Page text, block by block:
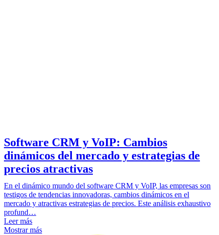
Software CRM y VoIP: Cambios
dinámicos del mercado y estrategias de
precios atractivas
En el dinámico mundo del software CRM y VoIP, las empresas son
testigos de tendencias innovadoras, cambios dinámicos en el
mercado y atractivas estrategias de precios. Este análisis exhaustivo
profund…
Leer más
Mostrar más